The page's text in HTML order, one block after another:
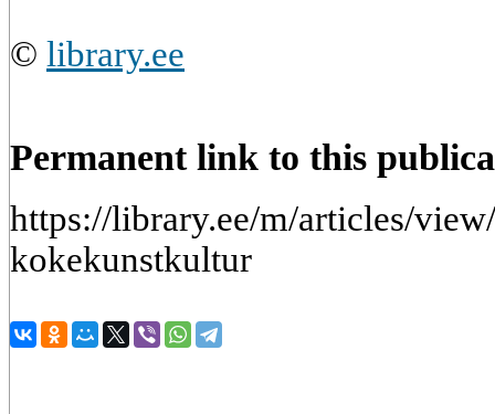
© library.ee
Permanent link to this
https://library.ee/m/articles/
kokekunstkultur